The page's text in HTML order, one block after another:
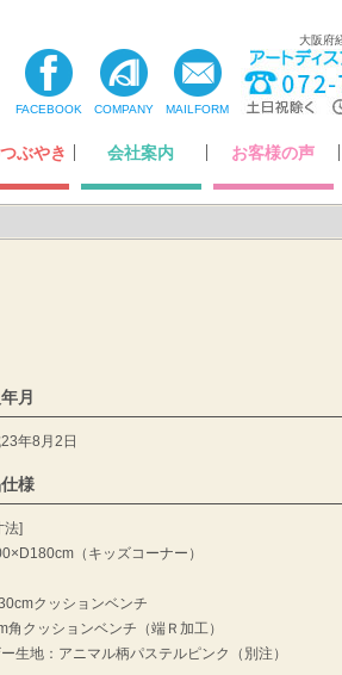
大阪府
FACEBOOK COMPANY MAILFORM
ぶやき 会社案内 お客様の声
月
年8月2日
様
法]
（キッズコーナー）
クッションベンチ
角クッションベンチ（端Ｒ加工）
生地：アニマル柄パステルピンク（別注）